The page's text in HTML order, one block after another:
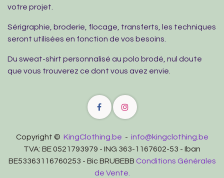
votre projet.
Sérigraphie, broderie, flocage, transferts, les techniques
seront utilisées en fonction de vos besoins.
Du sweat-shirt personnalisé au polo brodé, nul doute
que vous trouverez ce dont vous avez envie.
Copyright © KingClothing.be - info@kingclothing.be
TVA: BE 0521793979 - ING 363-1167602-53 - Iban
BE53363116760253 - Bic BRUBEBB Conditions Générales
de Vente.